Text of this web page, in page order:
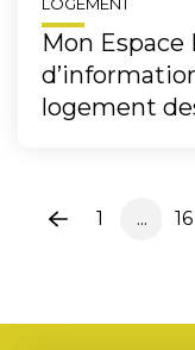
LOGEMENT
Mon Espace
logement
Page
1 ... 16